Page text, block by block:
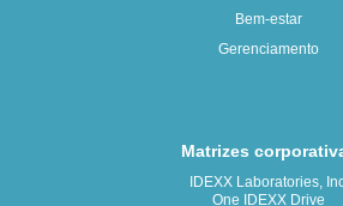
Bem-estar
Gerenciamento
Matrizes
IDEXX Laboratories,
One IDEXX Drive